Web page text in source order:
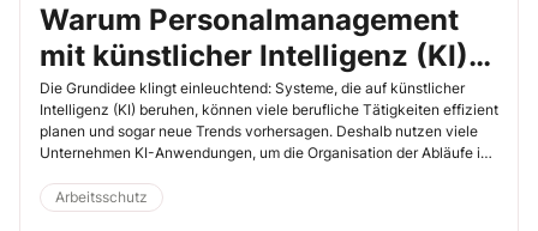
Warum Personalmanagement
mit künstlicher Intelligenz (KI)
psychosoziale Risiken birgt
Die Grundidee klingt einleuchtend: Systeme, die auf künstlicher
Intelligenz (KI) beruhen, können viele berufliche Tätigkeiten effizient
planen und sogar neue Trends vorhersagen. Deshalb nutzen viele
Unternehmen KI-Anwendungen, um die Organisation der Abläufe im
Vorgehen, für die Mitarbeitenden aber drohen neuartige
Belastungen. Hier sind Sie als SiBe gefragt, um diese abzufedern.
Arbeitsschutz